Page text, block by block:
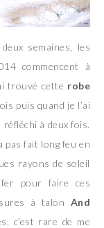
semaines, les
commencent à
trouvé cette robe
puis quand je l’ai
à deux fois.
pas fait long feu en
rayons de soleil
pour faire ces
à talon And
c’est rare de me